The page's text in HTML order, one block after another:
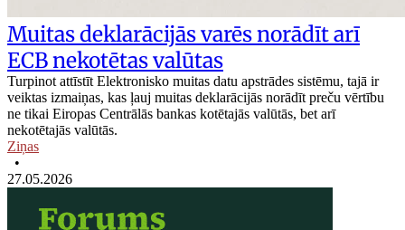
Muitas deklarācijās varēs norādīt arī
ECB nekotētas valūtas
Turpinot attīstīt Elektronisko muitas datu apstrādes sistēmu, tajā ir
veiktas izmaiņas, kas ļauj muitas deklarācijās norādīt preču vērtību
ne tikai Eiropas Centrālās bankas kotētajās valūtās, bet arī
nekotētajās valūtās.
Ziņas
•
27.05.2026